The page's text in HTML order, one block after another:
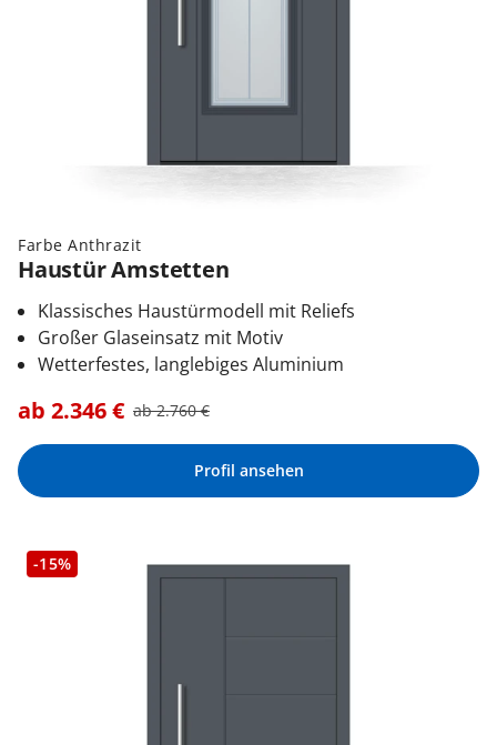
Farbe Anthrazit
Haustür Amstetten
Klassisches Haustürmodell mit Reliefs
Großer Glaseinsatz mit Motiv
Wetterfestes, langlebiges Aluminium
ab 2.346€ ab2.760€
Profil ansehen
-15%